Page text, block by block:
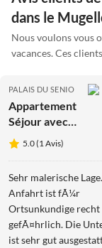
dans le
Nous voulons vous
vacances. Ces
PALAIS DU SENIO
Appartement
Séjour avec
vue sur le
balcon
5.0 (1 Avis)
Sehr malerische
Anfahrt ist fÃ¼r
Ortsunkundige recht
gefÃ¤hrlich. Die
ist sehr gut